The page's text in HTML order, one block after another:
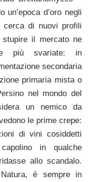
d’oro negli
cerca di nuovi profili
il mercato ne
più svariate: in
secondaria
primaria mista o
nel mondo del
un nemico da
le prime crepe:
di vini cosiddetti
in qualche
allo scandalo.
è sempre in